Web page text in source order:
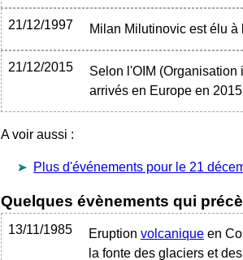
21/12/1997 Milan Milutinovic est élu
21/12/2015
Selon l'OIM
arrivés en Europe en
A voir aussi :
Plus d'événements pour le 21
Quelques évènements qui
13/11/1985 Eruption volcanique en
la fonte des glaciers et